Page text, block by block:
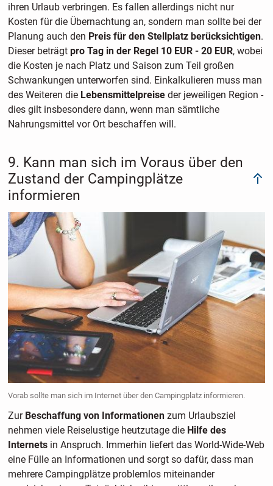
ihren Urlaub verbringen. Es fallen allerdings nicht nur
Kosten für die Übernachtung an, sondern man sollte bei der
Planung auch den Preis für den Stellplatz berücksichtigen.
Dieser beträgt pro Tag in der Regel 10 EUR - 20 EUR, wobei
die Kosten je nach Platz und Saison zum Teil großen
Schwankungen unterworfen sind. Einkalkulieren muss man
des Weiteren die Lebensmittelpreiseder jeweiligen Region -
dies gilt insbesondere dann, wenn man sämtliche
Nahrungsmittel vor Ort beschaffen will.
9. Kann man sich im Voraus über den
Zustand der Campingplätze
informieren
Vorab sollte man sich im Internet über den Campingplatz informieren.
Zur Beschaffung von Informationenzum Urlaubsziel
nehmen viele Reiselustige heutzutage die Hilfe des
Internetsin Anspruch. Immerhin liefert das World-Wide-Web
eine Fülle an Informationen und sorgt so dafür, dass man
mehrere Campingplätze problemlos miteinander